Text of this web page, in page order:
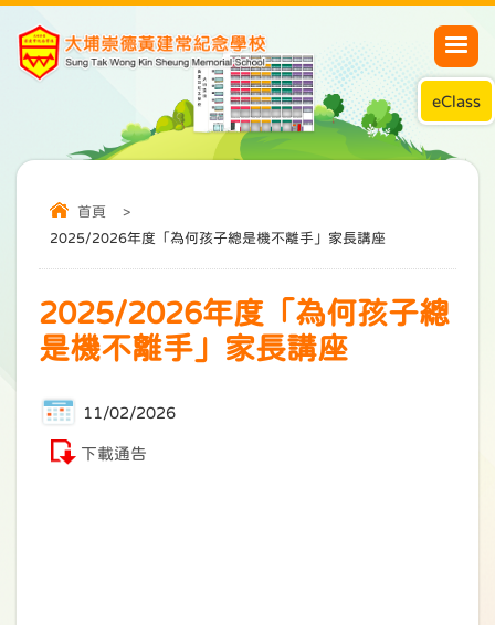
eClass
首頁
>
2025/2026年度「為何孩子總是機不離手」家長講座
2025/2026年度「為何孩子總
是機不離手」家長講座
11/02/2026
下載通告